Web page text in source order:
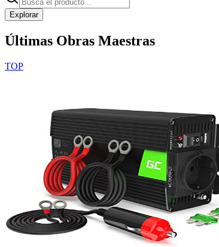
Explorar
Últimas Obras Maestras
TOP